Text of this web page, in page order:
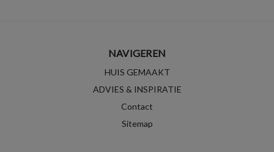
NAVIGEREN
HUIS GEMAAKT
ADVIES & INSPIRATIE
Contact
Sitemap